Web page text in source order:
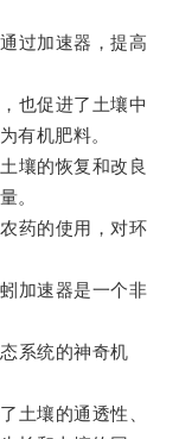
过加速器，提高
也促进了土壤中
有机肥料。
壤的恢复和改良
。
药的使用，对环
加速器是一个非
系统的神奇机
壤的通透性、